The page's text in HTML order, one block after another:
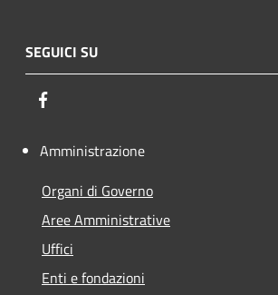
SEGUICI SU
Amministrazione
Organi di Governo
Aree Amministrative
Uffici
Enti e fondazioni